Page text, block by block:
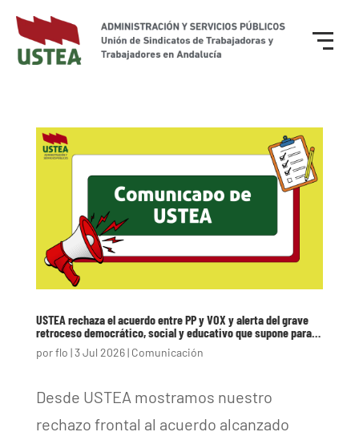
USTEA rechaza el acuerdo entre PP y VOX y alerta del grave
retroceso democrático, social y educativo que supone para…
porflo |3 Jul 2026| Comunicación
Desde USTEA mostramos nuestro
rechazo frontal al acuerdo alcanzado